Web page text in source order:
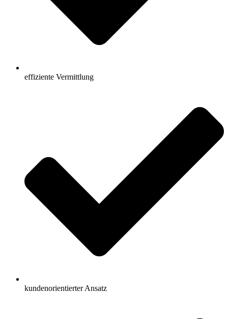
effiziente Vermittlung
kundenorientierter Ansatz